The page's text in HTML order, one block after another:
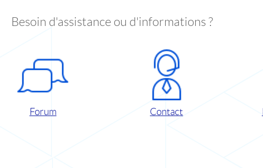
Besoin d'assistance ou d'informations ?
Forum Contact